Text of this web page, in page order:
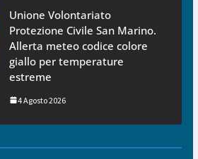
Unione Volontariato
Protezione Civile San Marino.
Allerta meteo codice colore
giallo per temperature
estreme
4 Agosto 2026